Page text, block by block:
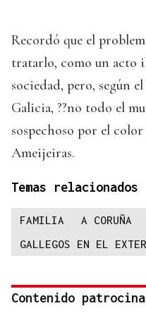
Recordó que el
tratarlo, como un acto
sociedad, pero, según
Galicia, ??no todo el
sospechoso por el
Ameijeiras.
Temas relacionados
FAMILIA A CORUÑA
GALLEGOS EN EL
Contenido